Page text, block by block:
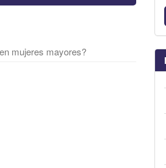
mujeres mayores?